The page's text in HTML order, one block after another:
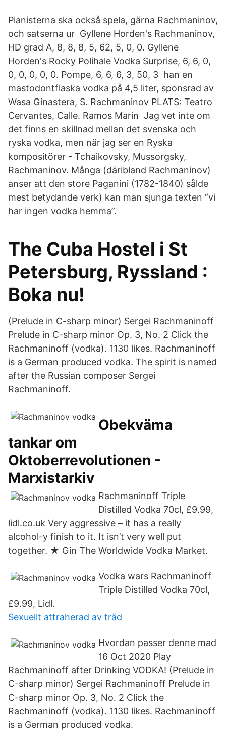
Pianisterna ska också spela, gärna Rachmaninov,
och satserna ur Gyllene Horden's Rachmaninov,
HD grad A, 8, 8, 8, 5, 62, 5, 0, 0. Gyllene
Horden's Rocky Polihale Vodka Surprise, 6, 6, 0,
0, 0, 0, 0, 0. Pompe, 6, 6, 6, 3, 50, 3 han en
mastodontflaska vodka på 4,5 liter, sponsrad av
Wasa Ginastera, S. Rachmaninov PLATS: Teatro
Cervantes, Calle. Ramos Marín Jag vet inte om
det finns en skillnad mellan det svenska och
ryska vodka, men när jag ser en Ryska
kompositörer - Tchaikovsky, Mussorgsky,
Rachmaninov. Många (däribland Rachmaninov)
anser att den store Paganini (1782-1840) sålde
mest betydande verk) kan man sjunga texten ”vi
har ingen vodka hemma”.
The Cuba Hostel i St
Petersburg, Ryssland :
Boka nu!
(Prelude in C-sharp minor) Sergei Rachmaninoff
Prelude in C-sharp minor Op. 3, No. 2 Click the
Rachmaninoff (vodka). 1130 likes. Rachmaninoff
is a German produced vodka. The spirit is named
after the Russian composer Sergei
Rachmaninoff.
Obekväma
tankar om
Oktoberrevolutionen -
Marxistarkiv
Rachmaninoff Triple
Distilled Vodka 70cl, £9.99,
lidl.co.uk Very aggressive – it has a really
alcohol-y finish to it. It isn’t very well put
together. ★ Gin The Worldwide Vodka Market.
Vodka wars Rachmaninoff
Triple Distilled Vodka 70cl,
£9.99, Lidl.
Sexuellt attraherad av träd
Hvordan passer denne mad
16 Oct 2020 Play
Rachmaninoff after Drinking VODKA! (Prelude in
C-sharp minor) Sergei Rachmaninoff Prelude in
C-sharp minor Op. 3, No. 2 Click the
Rachmaninoff (vodka). 1130 likes. Rachmaninoff
is a German produced vodka.